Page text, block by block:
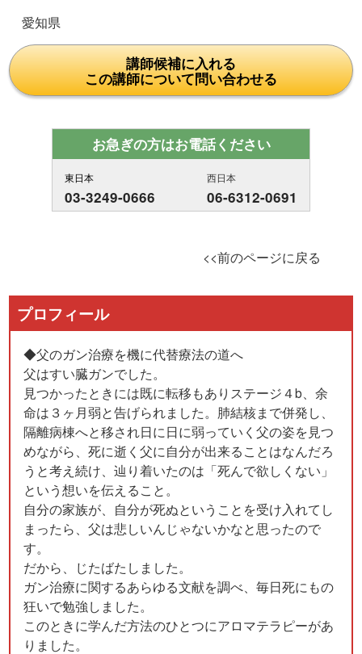
愛知県
講師候補に入れる
この講師について問い合わせる
お急ぎの方はお電話ください
東日本
03-3249-0666
西日本
06-6312-0691
<<前のページに戻る
プロフィール
◆父のガン治療を機に代替療法の道へ
父はすい臓ガンでした。
見つかったときには既に転移もありステージ４b、余
命は３ヶ月弱と告げられました。肺結核まで併発し、
隔離病棟へと移され日に日に弱っていく父の姿を見つ
めながら、死に逝く父に自分が出来ることはなんだろ
うと考え続け、辿り着いたのは「死んで欲しくない」
という想いを伝えること。
自分の家族が、自分が死ぬということを受け入れてし
まったら、父は悲しいんじゃないかなと思ったので
す。
だから、じたばたしました。
ガン治療に関するあらゆる文献を調べ、毎日死にもの
狂いで勉強しました。
このときに学んだ方法のひとつにアロマテラピーがあ
りました。